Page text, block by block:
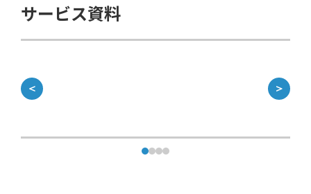
サービス資料
＜ ＞